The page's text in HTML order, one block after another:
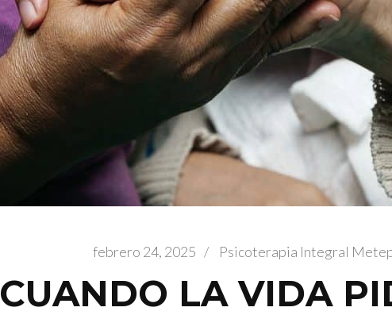
febrero 24, 2025 / Psicoterapia Integral
CUANDO LA VIDA